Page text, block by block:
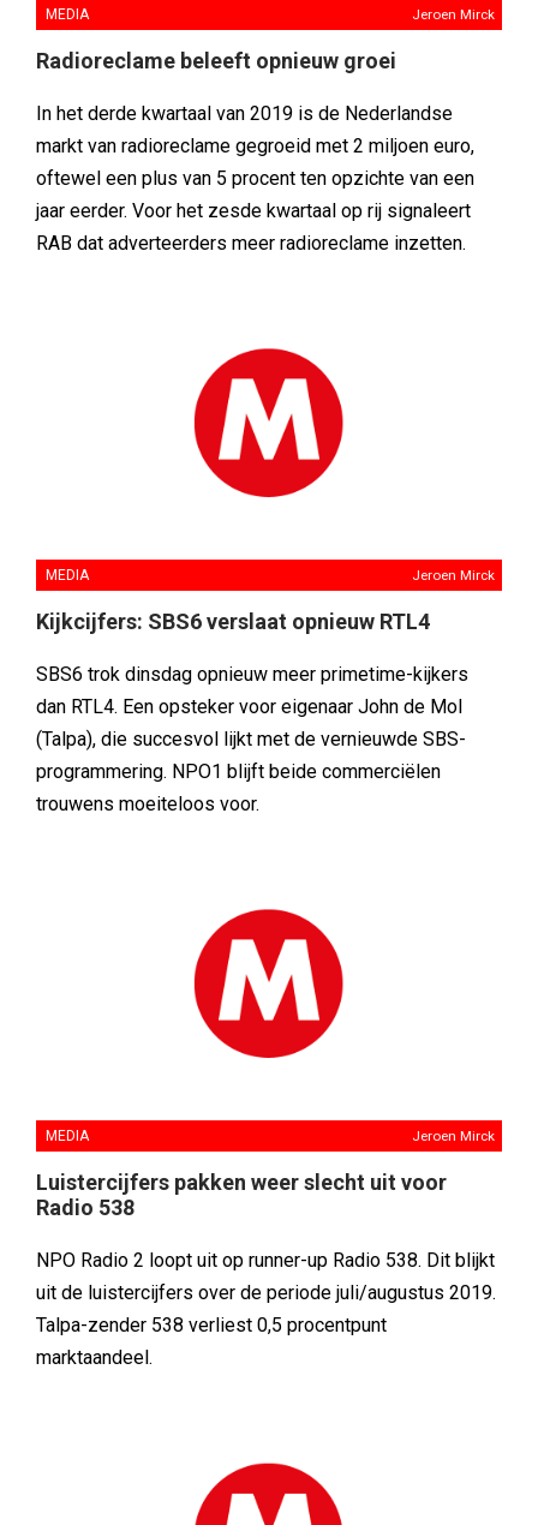
MEDIA Jeroen Mirck
Radioreclame beleeft opnieuw groei
In het derde kwartaal van 2019 is de Nederlandse
markt van radioreclame gegroeid met 2 miljoen euro,
oftewel een plus van 5 procent ten opzichte van een
jaar eerder. Voor het zesde kwartaal op rij signaleert
RAB dat adverteerders meer radioreclame inzetten.
MEDIA Jeroen Mirck
Kijkcijfers: SBS6 verslaat opnieuw RTL4
SBS6 trok dinsdag opnieuw meer primetime-kijkers
dan RTL4. Een opsteker voor eigenaar John de Mol
(Talpa), die succesvol lijkt met de vernieuwde SBS-
programmering. NPO1 blijft beide commerciëlen
trouwens moeiteloos voor.
MEDIA Jeroen Mirck
Luistercijfers pakken weer slecht uit voor
Radio 538
NPO Radio 2 loopt uit op runner-up Radio 538. Dit blijkt
uit de luistercijfers over de periode juli/augustus 2019.
Talpa-zender 538 verliest 0,5 procentpunt
marktaandeel.